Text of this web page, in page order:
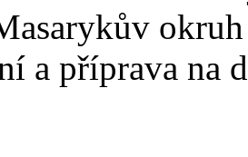
a příprava na